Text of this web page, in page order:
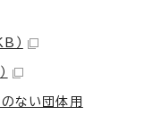
）
のない団体用